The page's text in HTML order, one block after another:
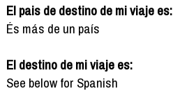
El pais de destino de mi viaje es:
És más de un país
El destino de mi viaje es:
See below for Spanish